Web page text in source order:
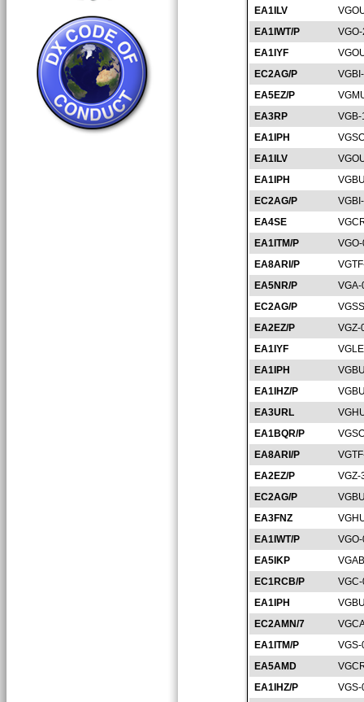
EA1ILV
EA1IWT/P
EA1IYF
EC2AG/P
EA5EZ/P
EA3RP
EA1IPH
EA1ILV
EA1IPH
EC2AG/P
EA4SE
EA1ITM/P
EA8ARI/P
EA5NR/P
EC2AG/P
EA2EZ/P
VGZ-
EA1IYF
EA1IPH
EA1IHZ/P
EA3URL
EA1BQR/P
EA8ARI/P
EA2EZ/P
VGZ-
EC2AG/P
EA3FNZ
EA1IWT/P
EA5IKP
EC1RCB/P
EA1IPH
EC2AMN/7
EA1ITM/P
EA5AMD
EA1IHZ/P